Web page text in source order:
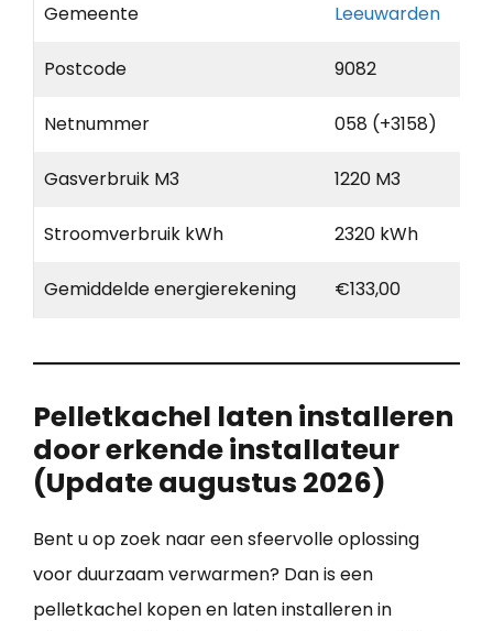
Gemeente Leeuwarden
Postcode 9082
Netnummer 058 (+3158)
Gasverbruik M3 1220 M3
Stroomverbruik kWh 2320 kWh
Gemiddelde energierekening €133,00
Pelletkachel laten installeren
door erkende installateur
(Update augustus 2026)
Bent u op zoek naar een sfeervolle oplossing
voor duurzaam verwarmen? Dan is een
pelletkachel kopen en laten installeren in